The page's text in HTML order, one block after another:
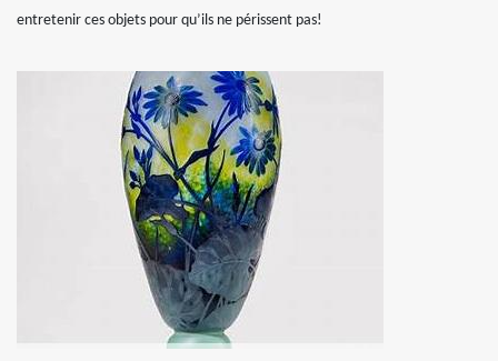
entretenir ces objets pour qu’ils ne périssent pas!